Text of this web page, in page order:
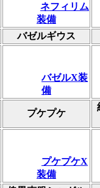
ネフィリム
装備
バゼルギウス
バゼルX装
備
プケプケ
プケプケX
装備